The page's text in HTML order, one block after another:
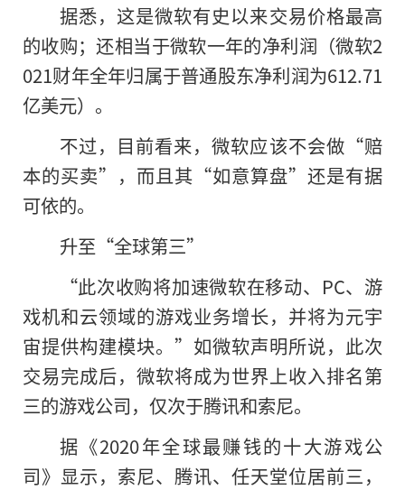
据悉，这是微软有史以来交易价格最高
的收购；还相当于微软一年的净利润（微软2
021财年全年归属于普通股东净利润为612.71
亿美元）。
不过，目前看来，微软应该不会做“赔
本的买卖”，而且其“如意算盘”还是有据
可依的。
升至“全球第三”
“此次收购将加速微软在移动、PC、游
戏机和云领域的游戏业务增长，并将为元宇
宙提供构建模块。”如微软声明所说，此次
交易完成后，微软将成为世界上收入排名第
三的游戏公司，仅次于腾讯和索尼。
据《2020年全球最赚钱的十大游戏公
司》显示，索尼、腾讯、任天堂位居前三，